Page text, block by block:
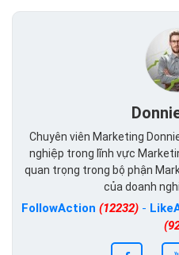
Chuyên viên Marketing
nghiệp trong lĩnh vực
quan trọng trong bộ phận
của doanh
FollowAction (12232)-